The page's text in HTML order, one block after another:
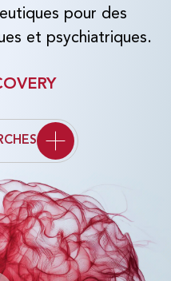
pour des
et psychiatriques.